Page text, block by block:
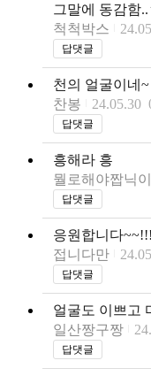
그말에 동감함..
척척박스
답댓글
천의 얼굴이네~
찬봉
24.05.30
답댓글
흥해라 흥
뭘로해야짭닉
답댓글
응원합니다~~!!!
접니다만
답댓글
얼굴도 이쁘고
일산짱구짱
답댓글